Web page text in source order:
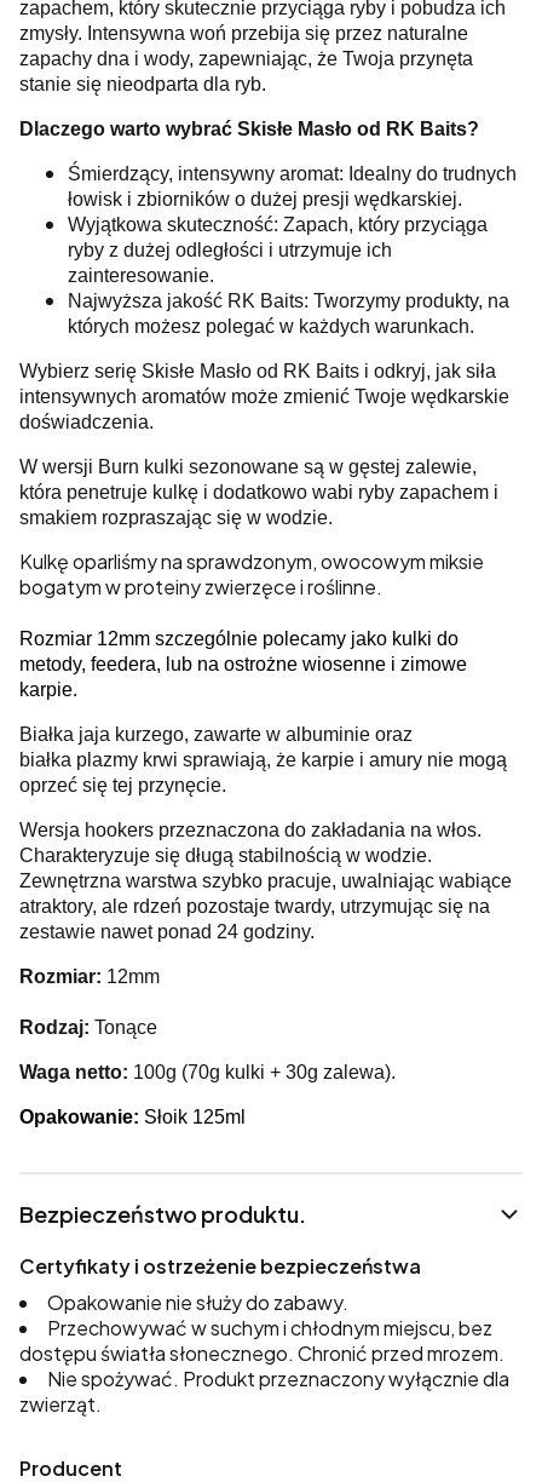
zapachem, który skutecznie przyciąga ryby i pobudza ich
zmysły. Intensywna woń przebija się przez naturalne
zapachy dna i wody, zapewniając, że Twoja przynęta
stanie się nieodparta dla ryb.
Dlaczego warto wybrać Skisłe Masło od RK Baits?
Śmierdzący, intensywny aromat: Idealny do trudnych
łowisk i zbiorników o dużej presji wędkarskiej.
Wyjątkowa skuteczność: Zapach, który przyciąga
ryby z dużej odległości i utrzymuje ich
zainteresowanie.
Najwyższa jakość RK Baits: Tworzymy produkty, na
których możesz polegać w każdych warunkach.
Wybierz serię Skisłe Masło od RK Baits i odkryj, jak siła
intensywnych aromatów może zmienić Twoje wędkarskie
doświadczenia.
W wersji Burn kulki sezonowane są w gęstej zalewie,
która penetruje kulkę i dodatkowo wabi ryby zapachem i
smakiem rozpraszając się w wodzie.
Kulkę oparliśmy na sprawdzonym, owocowym miksie
bogatym w proteiny zwierzęce i roślinne.
Rozmiar 12mm szczególnie polecamy jako kulki do
metody, feedera, lub na ostrożne wiosenne i zimowe
karpie.
Białka jaja kurzego, zawarte w albuminie oraz
białka plazmy krwi sprawiają, że karpie i amury nie mogą
oprzeć się tej przynęcie.
Wersja hookers przeznaczona do zakładania na włos.
Charakteryzuje się długą stabilnością w wodzie.
Zewnętrzna warstwa szybko pracuje, uwalniając wabiące
atraktory, ale rdzeń pozostaje twardy, utrzymując się na
zestawie nawet ponad 24 godziny.
Rozmiar: 12mm
Rodzaj: Tonące
Waga netto: 100g (70g kulki + 30g zalewa).
Opakowanie: Słoik 125ml
Bezpieczeństwo produktu.
Certyfikaty i ostrzeżenie bezpieczeństwa
Opakowanie nie służy do zabawy.
Przechowywać w suchym i chłodnym miejscu, bez
dostępu światła słonecznego. Chronić przed mrozem.
Nie spożywać. Produkt przeznaczony wyłącznie dla
zwierząt.
Producent